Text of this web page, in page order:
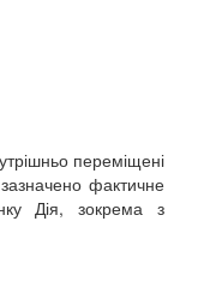
переміщені
фактичне
Дія, зокрема з